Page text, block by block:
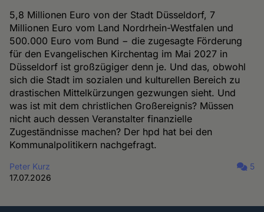
5,8 Millionen Euro von der Stadt Düsseldorf, 7
Millionen Euro vom Land Nordrhein-Westfalen und
500.000 Euro vom Bund − die zugesagte Förderung
für den Evangelischen Kirchentag im Mai 2027 in
Düsseldorf ist großzügiger denn je. Und das, obwohl
sich die Stadt im sozialen und kulturellen Bereich zu
drastischen Mittelkürzungen gezwungen sieht. Und
was ist mit dem christlichen Großereignis? Müssen
nicht auch dessen Veranstalter finanzielle
Zugeständnisse machen? Der hpd hat bei den
Kommunalpolitikern nachgefragt.
Peter Kurz
17.07.2026
5